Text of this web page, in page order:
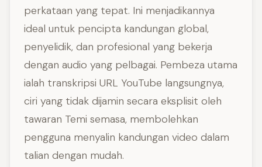
perkataan yang tepat. Ini menjadikannya
ideal untuk pencipta kandungan global,
penyelidik, dan profesional yang bekerja
dengan audio yang pelbagai. Pembeza utama
ialah transkripsi URL YouTube langsungnya,
ciri yang tidak dijamin secara eksplisit oleh
tawaran Temi semasa, membolehkan
pengguna menyalin kandungan video dalam
talian dengan mudah.